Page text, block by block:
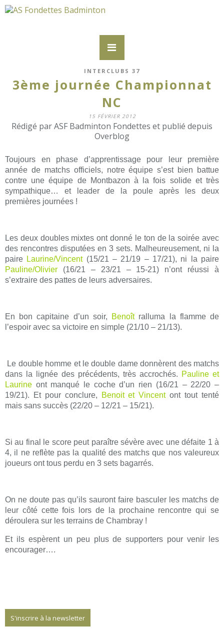
INTERCLUBS 37
3ème journée Championnat
NC
15 FÉVRIER 2012
Rédigé par ASF Badminton Fondettes et publié depuis
Overblog
Toujours en phase d’apprentissage pour leur première
année de matchs officiels, notre équipe s’est bien battue
contre une équipe de Montbazon à la fois solide et très
sympathique… et leader de la poule après les deux
premières journées !
Les deux doubles mixtes ont donné le ton de la soirée avec
des rencontres disputées en 3 sets. Malheureusement, ni la
paire Laurine/Vincent(15/21 – 21/19 – 17/21), ni la paire
Pauline/Olivier (16/21 – 23/21 – 15-21) n’ont réussi à
s’extraire des pattes de leurs adversaires.
En bon capitaine d’un soir, Benoîtralluma la flamme de
l’espoir avec sa victoire en simple (21/10 – 21/13).
Le double homme et le double dame donnèrent des matchs
dans la lignée des précédents, très accrochés. Pauline et
Laurine ont manqué le coche d’un rien (16/21 – 22/20 –
19/21). Et pour conclure,
Benoit et Vincentont tout tenté
mais sans succès (22/20 – 12/21 – 15/21).
Si au final le score peut paraître sévère avec une défaite 1 à
4, il ne reflète pas la qualité des matchs que nos valeureux
joueurs ont tous perdu en 3 sets bagarrés.
On ne doute pas qu’ils sauront faire basculer les matchs de
leur côté cette fois lors de la prochaine rencontre qui se
déroulera sur les terrains de Chambray !
Et ils espèrent un peu plus de supporters pour venir les
encourager….
S'inscrire à la newsletter